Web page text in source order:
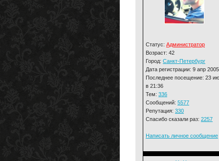
Статус: Администратор
Возраст: 42
Город: Санкт-Петербург
Дата регистрации: 9 апр 2005
Последнее посещение: 23
в 21:36
Тем: 336
Сообщений: 5577
Репутация: 330
Спасибо сказали раз: 2257
Написать личное сообщение